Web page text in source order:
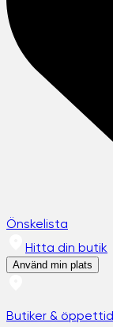
Önskelista
Hitta din butik
Använd min plats
Butiker &